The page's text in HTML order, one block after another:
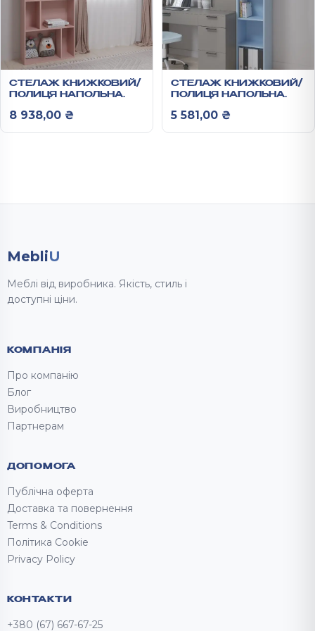
СТЕЛАЖ КНИЖКОВИЙ/
ПОЛИЦЯ НАПОЛЬНА
АНХЕЛЬ
8 938,00 ₴
СТЕЛАЖ КНИЖКОВИЙ/
ПОЛИЦЯ НАПОЛЬНА
АНХЕЛЬ
5 581,00 ₴
MebliU
Меблі від виробника. Якість, стиль і
доступні ціни.
КОМПАНІЯ
Про компанію
Блог
Виробництво
Партнерам
ДОПОМОГА
Публічна оферта
Доставка та повернення
Terms & Conditions
Політика Cookie
Privacy Policy
КОНТАКТИ
+380 (67) 667-67-25